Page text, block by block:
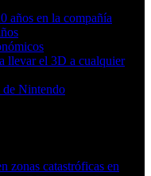
años en la compañía
llevar el 3D a cualquier
de Nintendo
zonas catastróficas en